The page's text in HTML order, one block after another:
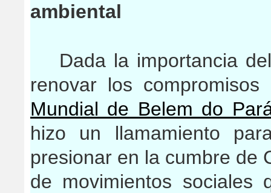
ambiental
Dada la importancia
renovar los
Mundial de Belem do
hizo un llamamiento
presionar en la cumbre de
de movimientos